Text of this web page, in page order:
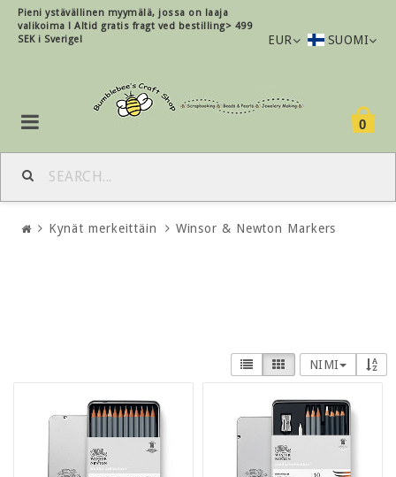
Pieni ystävällinen myymälä, jossa on laaja
valikoima ! Altid gratis fragt ved bestilling> 499
SEK i Sverige!
EUR SUOMI
0
Kynät merkeittäin Winsor & Newton Markers
NIMI